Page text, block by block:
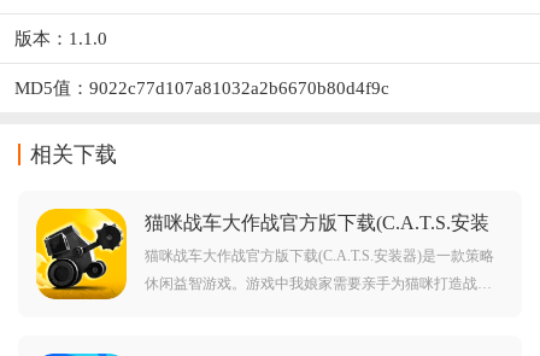
版本：1.1.0
MD5值：9022c77d107a81032a2b6670b80d4f9c
相关下载
猫咪战车大作战官方版下载(C.A.T.S.安装
器)v3.20 安卓版
猫咪战车大作战官方版下载(C.A.T.S.安装器)是一款策略
休闲益智游戏。游戏中我娘家需要亲手为猫咪打造战车